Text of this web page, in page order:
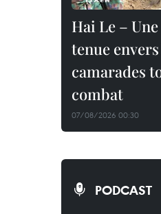
Hai Le –
tenue envers
camarades
combat
07/08/2026 00:30
PODCAST